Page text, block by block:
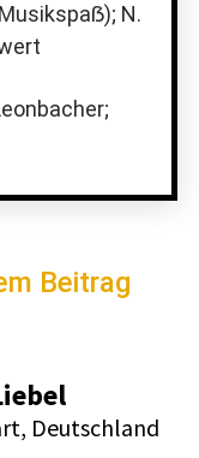
N.
Beitrag
Deutsch­land